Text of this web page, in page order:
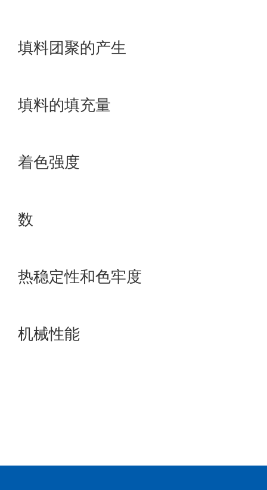
填料团聚的产生
填料的填充量
着色强度
数
热稳定性和色牢度
机械性能